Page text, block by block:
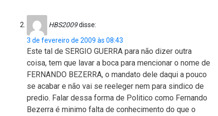
HBS2009disse:
3 de fevereiro de 2009 às 08:43
Este tal de SERGIO GUERRA para não dizer outra
coisa, tem que lavar a boca para mencionar o nome de
FERNANDO BEZERRA, o mandato dele daqui a pouco
se acabar e não vai se reeleger nem para sindico de
predio. Falar dessa forma de Politico como Fernando
Bezerra é minimo falta de conhecimento do que o